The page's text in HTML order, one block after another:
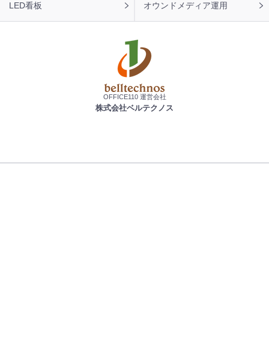
LED看板 オウンドメディア運用
OFFICE110 運営会社
株式会社ベルテクノス